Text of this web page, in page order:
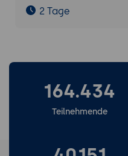
2 Tage
164.434
Teilnehmende